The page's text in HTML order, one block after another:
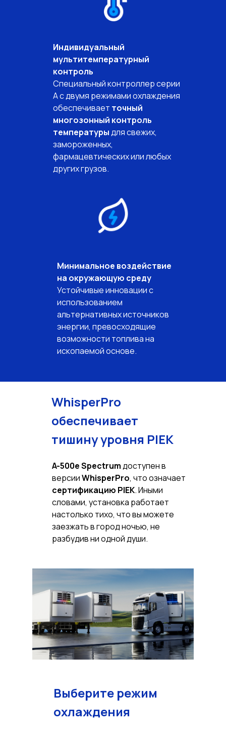
A-500e Spectrumдоступен в
версииWhisperPro, что означает
сертификацию PIEK. Иными
словами, установка работает
настолько тихо, что вы можете
заезжать в город ночью, не
разбудив ни одной души.
WhisperPro
обеспечивает
тишину уровня PIEK
Выберите режим
охлаждения
Индивидуальный
мультитемпературный
контроль
Специальный контроллер серии
A с двумя режимами охлаждения
обеспечивает точный
многозонный контроль
температурыдля свежих,
замороженных,
фармацевтических или любых
других грузов.
Минимальное воздействие
на окружающую среду
Устойчивые инновации с
использованием
альтернативных источников
энергии, превосходящие
возможности топлива на
ископаемой основе.